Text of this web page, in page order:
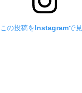
この投稿をInstagramで